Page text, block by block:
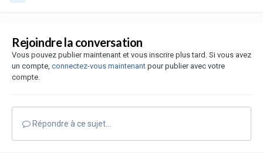
Rejoindre la conversation
Vous pouvez publier maintenant et vous inscrire plus tard. Si vous avez
un compte, connectez-vous maintenant pour publier avec votre
compte.
Répondre à ce sujet…